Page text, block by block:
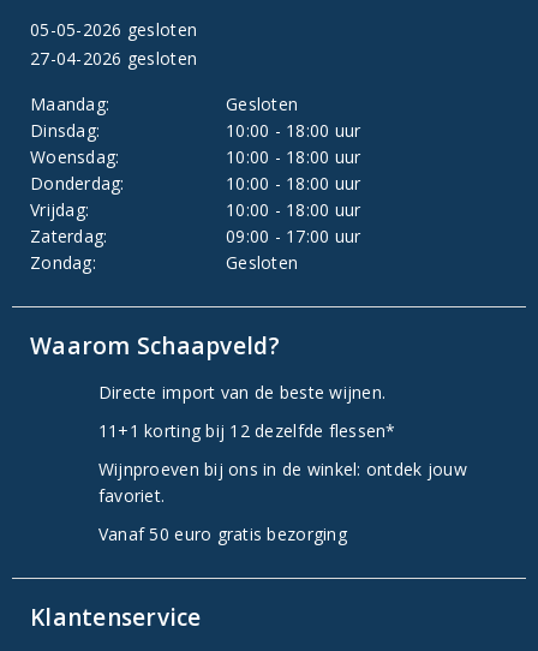
05-05-2026 gesloten
27-04-2026 gesloten
Maandag:
Gesloten
Dinsdag:
10:00 - 18:00 uur
Woensdag:
10:00 - 18:00 uur
Donderdag:
10:00 - 18:00 uur
Vrijdag:
10:00 - 18:00 uur
Zaterdag:
09:00 - 17:00 uur
Zondag:
Gesloten
Waarom Schaapveld?
Directe import van de beste wijnen.
11+1 korting bij 12 dezelfde flessen*
Wijnproeven bij ons in de winkel: ontdek jouw
favoriet.
Vanaf 50 euro gratis bezorging
Klantenservice